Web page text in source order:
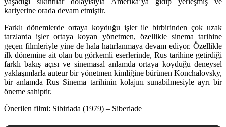
kariyerine orada devam etmiştir.
Farklı dönemlerde ortaya koyduğu işler ile birbirinden çok uzak
tarzlarda işler ortaya koyan yönetmen, özellikle sinema tarihine
geçen filmleriyle yine de hala hatırlanmaya devam ediyor. Özellikle
ilk dönemine ait olan bu görkemli eserlerinde, Rus tarihine getirdiği
farklı bakış açısı ve sinemasal anlamda ortaya koyduğu deneysel
yaklaşımlarla auteur bir yönetmen kimliğine bürünen Konchalovsky,
bir anlamda Rus Sinema tarihinin kolajını sunabilmesiyle ayrı bir
öneme sahiptir.
Önerilen filmi: Sibiriada (1979) – Siberiade